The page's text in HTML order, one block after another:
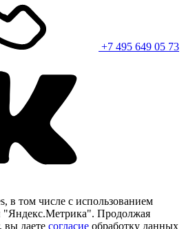
+7 495 649 05 73
в том числе с использованием
"Яндекс.Метрика". Продолжая
вы даете согласие обработку данных